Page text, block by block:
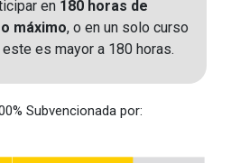
en 180 horas de
máximo, o en un solo curso
es mayor a 180 horas.
Subvencionada por: